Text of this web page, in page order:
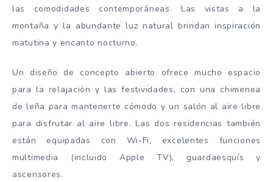
las comodidades contemporáneas. Las vistas a la
montaña y la abundante luz natural brindan inspiración
matutina y encanto nocturno.
Un diseño de concepto abierto ofrece mucho espacio
para la relajación y las festividades, con una chimenea
de leña para mantenerte cómodo y un salón al aire libre
para disfrutar al aire libre. Las dos residencias también
están equipadas con Wi-Fi, excelentes funciones
multimedia (incluido Apple TV), guardaesquís y
ascensores.